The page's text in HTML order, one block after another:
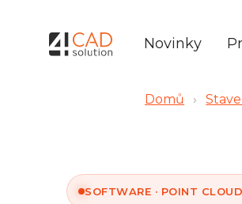
Novinky
Domů ›
SOFTWARE · POINT